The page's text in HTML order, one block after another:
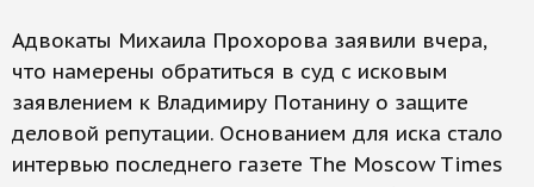
Адвокаты Михаила Прохорова заявили вчера,
что намерены обратиться в суд с исковым
заявлением к Владимиру Потанину о защите
деловой репутации. Основанием для иска стало
интервью последнего газете The Moscow Times